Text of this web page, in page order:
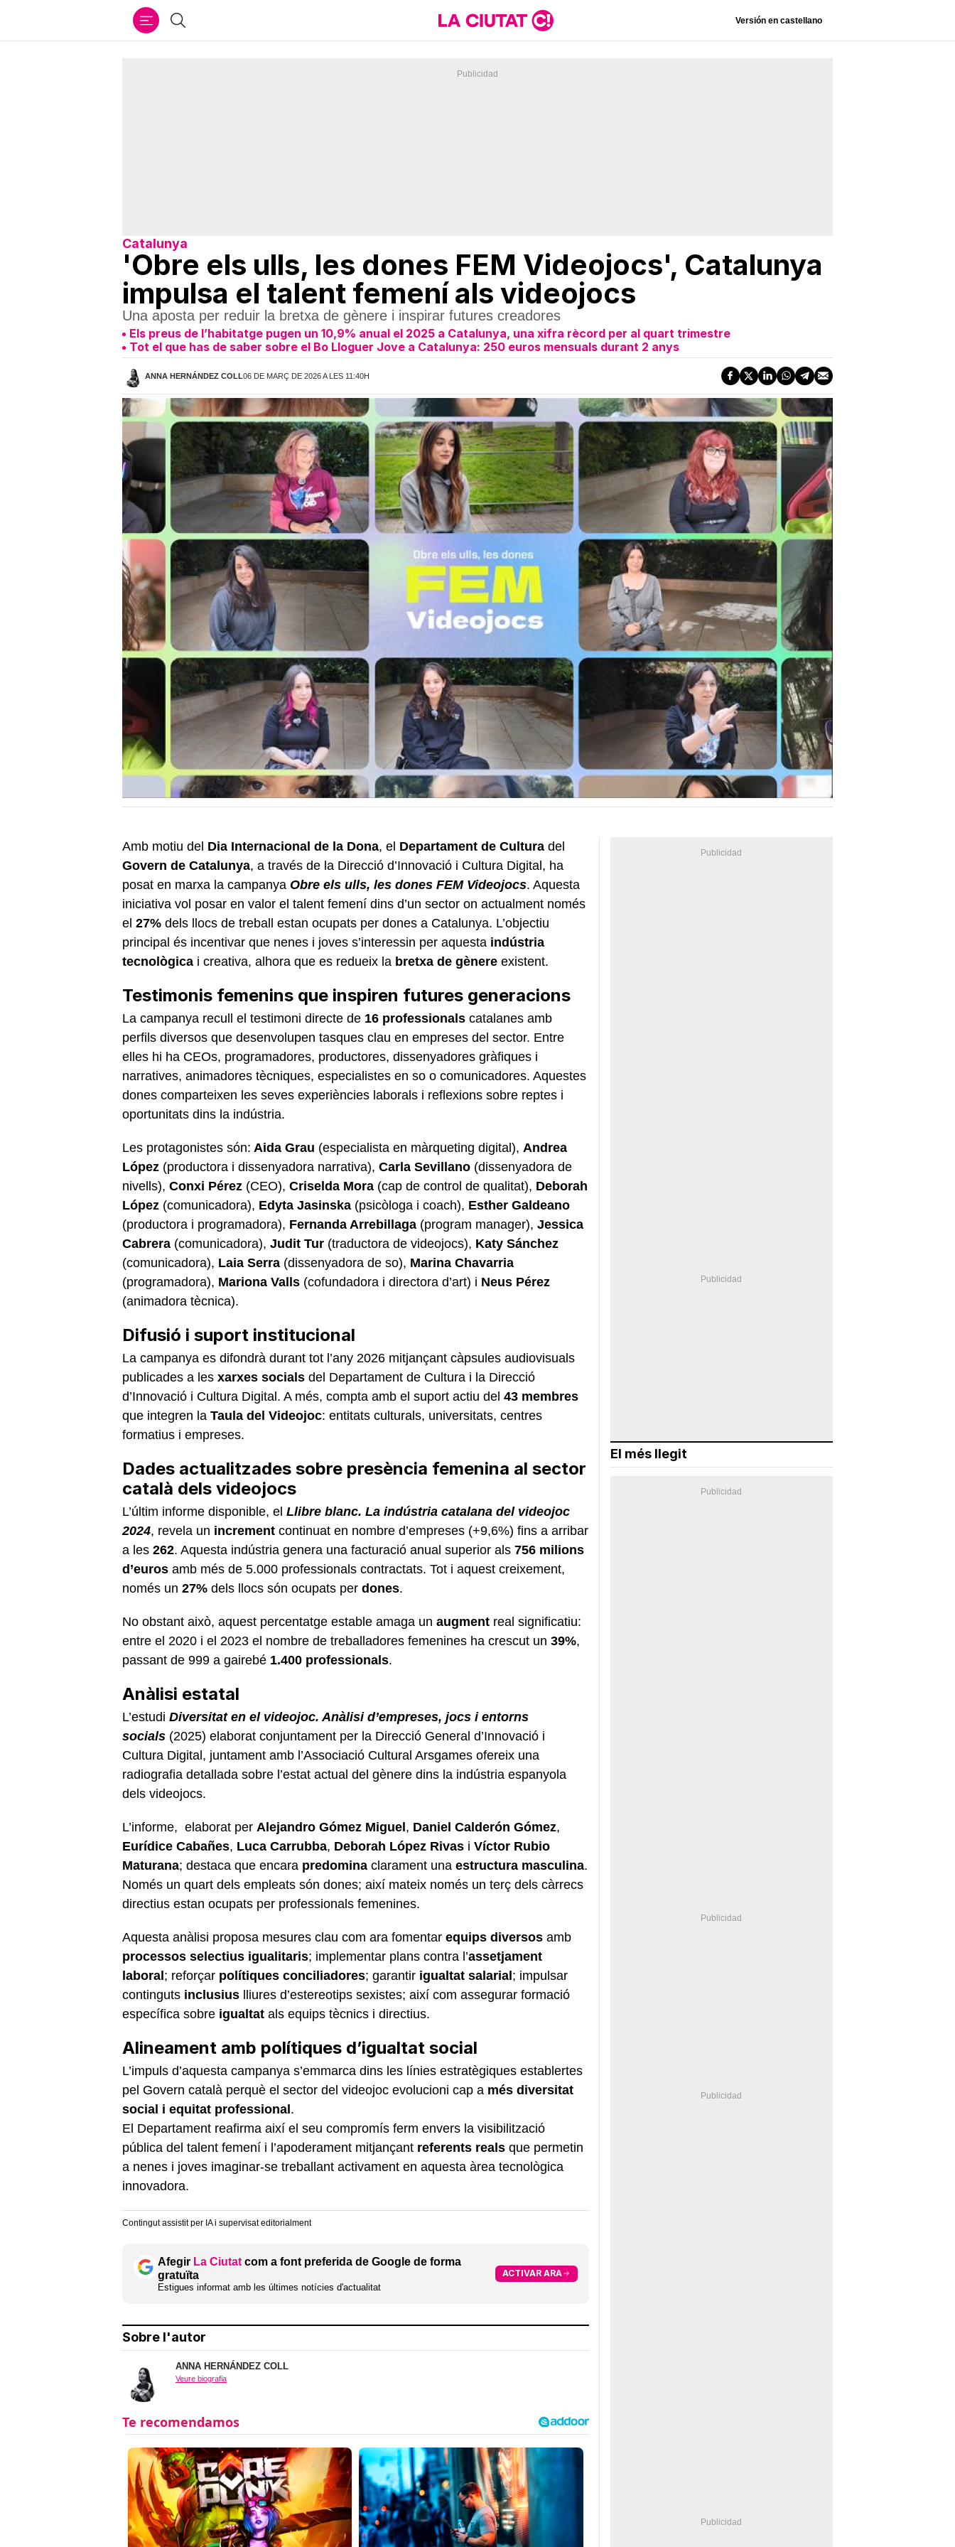
Cercar Versión en castellano
Catalunya
'Obre els ulls, les dones FEM Videojocs', Catalunya
impulsa el talent femení als videojocs
Una aposta per reduir la bretxa de gènere i inspirar futures creadores
Els preus de l’habitatge pugen un 10,9% anual el 2025 a Catalunya, una xifra rècord per al quart trimestre
Tot el que has de saber sobre el Bo Lloguer Jove a Catalunya: 250 euros mensuals durant 2 anys
ANNA HERNÁNDEZ COLL06 DE MARÇ DE 2026 A LES 11:40H
Amb motiu del Dia Internacional de la Dona, el Departament de Cultura del
Govern de Catalunya, a través de la Direcció d’Innovació i Cultura Digital, ha
posat en marxa la campanya Obre els ulls, les dones FEM Videojocs. Aquesta
iniciativa vol posar en valor el talent femení dins d’un sector on actualment només
el 27% dels llocs de treball estan ocupats per dones a Catalunya. L’objectiu
principal és incentivar que nenes i joves s’interessin per aquesta indústria
tecnològica i creativa, alhora que es redueix la bretxa de gènere existent.
Testimonis femenins que inspiren futures generacions
La campanya recull el testimoni directe de 16 professionals catalanes amb
perfils diversos que desenvolupen tasques clau en empreses del sector. Entre
elles hi ha CEOs, programadores, productores, dissenyadores gràfiques i
narratives, animadores tècniques, especialistes en so o comunicadores. Aquestes
dones comparteixen les seves experiències laborals i reflexions sobre reptes i
oportunitats dins la indústria.
Les protagonistes són: Aida Grau (especialista en màrqueting digital), Andrea
López (productora i dissenyadora narrativa), Carla Sevillano (dissenyadora de
nivells), Conxi Pérez (CEO), Criselda Mora (cap de control de qualitat), Deborah
López (comunicadora), Edyta Jasinska (psicòloga i coach), Esther Galdeano
(productora i programadora), Fernanda Arrebillaga (program manager), Jessica
Cabrera (comunicadora), Judit Tur (traductora de videojocs), Katy Sánchez
(comunicadora), Laia Serra (dissenyadora de so), Marina Chavarria
(programadora), Mariona Valls (cofundadora i directora d’art) i Neus Pérez
(animadora tècnica).
Difusió i suport institucional
La campanya es difondrà durant tot l’any 2026 mitjançant càpsules audiovisuals
publicades a les xarxes socials del Departament de Cultura i la Direcció
d’Innovació i Cultura Digital. A més, compta amb el suport actiu del 43 membres
que integren la Taula del Videojoc: entitats culturals, universitats, centres
formatius i empreses.
Dades actualitzades sobre presència femenina al sector
català dels videojocs
L’últim informe disponible, el Llibre blanc. La indústria catalana del videojoc
2024, revela un increment continuat en nombre d’empreses (+9,6%) fins a arribar
a les 262. Aquesta indústria genera una facturació anual superior als 756 milions
d’euros amb més de 5.000 professionals contractats. Tot i aquest creixement,
només un 27% dels llocs són ocupats per dones.
No obstant això, aquest percentatge estable amaga un augment real significatiu:
entre el 2020 i el 2023 el nombre de treballadores femenines ha crescut un 39%,
passant de 999 a gairebé 1.400 professionals.
Anàlisi estatal
L’estudi Diversitat en el videojoc. Anàlisi d’empreses, jocs i entorns
socials (2025) elaborat conjuntament per la Direcció General d’Innovació i
Cultura Digital, juntament amb l’Associació Cultural Arsgames ofereix una
radiografia detallada sobre l’estat actual del gènere dins la indústria espanyola
dels videojocs.
L’informe, elaborat per Alejandro Gómez Miguel, Daniel Calderón Gómez,
Eurídice Cabañes, Luca Carrubba, Deborah López Rivas i Víctor Rubio
Maturana; destaca que encara predomina clarament una estructura masculina.
Només un quart dels empleats són dones; així mateix només un terç dels càrrecs
directius estan ocupats per professionals femenines.
Aquesta anàlisi proposa mesures clau com ara fomentar equips diversos amb
processos selectius igualitaris; implementar plans contra l’assetjament
laboral; reforçar polítiques conciliadores; garantir igualtat salarial; impulsar
continguts inclusius lliures d’estereotips sexistes; així com assegurar formació
específica sobre igualtat als equips tècnics i directius.
Alineament amb polítiques d’igualtat social
L’impuls d’aquesta campanya s’emmarca dins les línies estratègiques establertes
pel Govern català perquè el sector del videojoc evolucioni cap a més diversitat
social i equitat professional.
El Departament reafirma així el seu compromís ferm envers la visibilització
pública del talent femení i l’apoderament mitjançant referents reals que permetin
a nenes i joves imaginar-se treballant activament en aquesta àrea tecnològica
innovadora.
Contingut assistit per IA i supervisat editorialment
Afegir La Ciutat com a font preferida de Google de forma
gratuïta
Estigues informat amb les últimes notícies d'actualitat
ACTIVAR ARA
Sobre l'autor
ANNA HERNÁNDEZ COLL
Veure biografia
El més llegit